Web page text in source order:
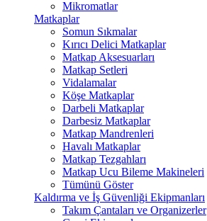
Mikromatlar
Matkaplar
Somun Sıkmalar
Kırıcı Delici Matkaplar
Matkap Aksesuarları
Matkap Setleri
Vidalamalar
Köşe Matkaplar
Darbeli Matkaplar
Darbesiz Matkaplar
Matkap Mandrenleri
Havalı Matkaplar
Matkap Tezgahları
Matkap Ucu Bileme Makineleri
Tümünü Göster
Kaldırma ve İş Güvenliği Ekipmanları
Takım Çantaları ve Organizerler